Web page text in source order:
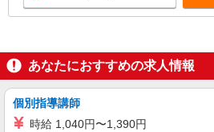
あなたにおすすめの求人情報
個別指導講師
時給 1,040円〜1,390円